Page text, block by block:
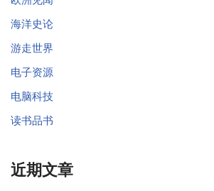
海洋史论
游走世界
电子资源
电脑科技
读书品书
近期文章